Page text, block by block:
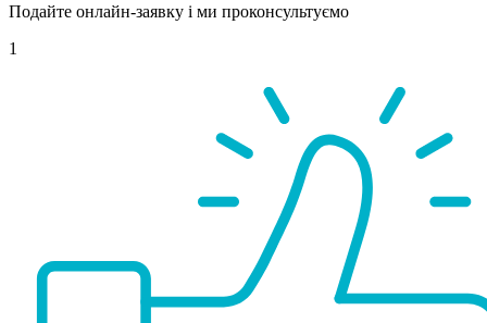
Подайте онлайн-заявку і ми проконсультуємо
1